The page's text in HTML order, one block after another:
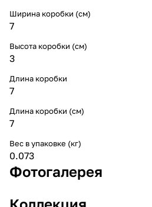
Ширина коробки (см)
7
Высота коробки (см)
3
Длина коробки
7
Длина коробки (см)
7
Вес в упаковке (кг)
0.073
Фотогалерея